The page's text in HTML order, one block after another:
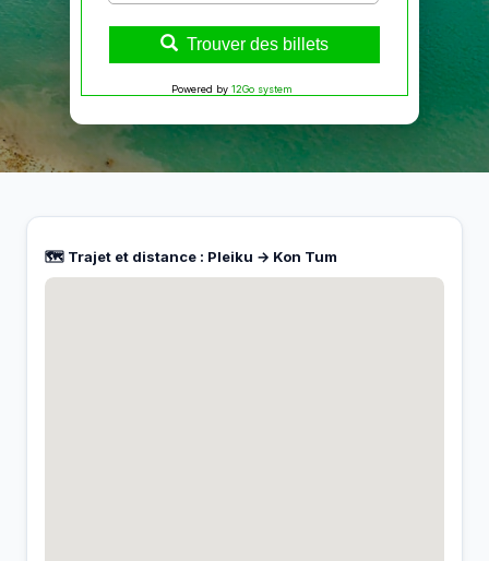
Trouver des billets
Powered by 12Go system
🗺️ Trajet et distance : Pleiku → Kon Tum